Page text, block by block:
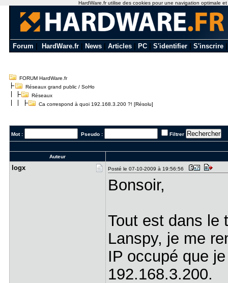
Forum HardWare.fr News Articles PC S'identifier S'inscrire
FORUM HardWare.fr
Réseaux grand public / SoHo
Réseaux
Ca correspond à quoi 192.168.3.200 ?! [Résolu]
Mot : Pseudo : Filtrer
Auteur
logx Posté le 07-10-2009 à 19:56:56
Bonsoir,
Tout est dans le
Lanspy, je me
IP occupé que
192.168.3.200.
HardWare.fr utilise des cookies pour une navigation optimale